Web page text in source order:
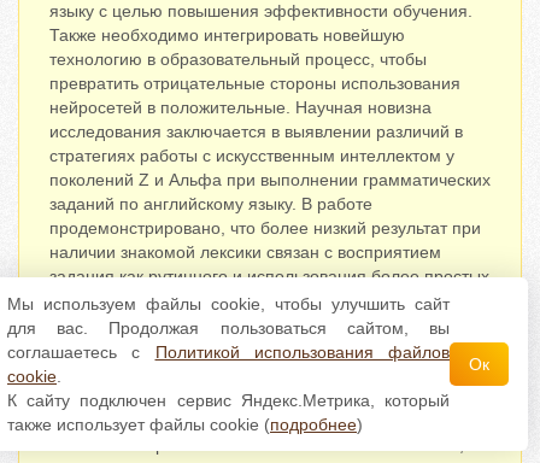
языку с целью повышения эффективности обучения.
Также необходимо интегрировать новейшую
технологию в образовательный процесс, чтобы
превратить отрицательные стороны использования
нейросетей в положительные. Научная новизна
исследования заключается в выявлении различий в
стратегиях работы с искусственным интеллектом у
поколений Z и Альфа при выполнении грамматических
заданий по английскому языку. В работе
продемонстрировано, что более низкий результат при
наличии знакомой лексики связан с восприятием
задания как рутинного и использования более простых
промптов, в то время как незнание лексики
компенсируется через развернутые запросы к
искусственному интеллекту. Теоретическая значимость
данного исследования заключается в обосновании
влияния искусственного интеллекта на разные
возрастные группы обучающихся в рамках теории
Мы используем файлы cookie, чтобы улучшить сайт
для вас. Продолжая пользоваться сайтом, вы
соглашаетесь с Политикой использования файлов
cookie
К сайту подключен сервис Яндекс.Метрика, который
также использует файлы cookie (подробнее)
Ок